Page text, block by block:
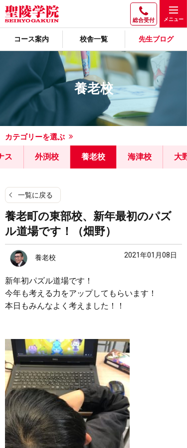
総合受付
コース案内 校舎一覧 先生ブログ
養老校
カテゴリーを選ぶ
ス 外渕校 養老校 海津校 大
一覧に戻る
養老町の東部校、新年最初のパズ
ル道場です！（畑野）
養老校 2021年01月08日
新年初パズル道場です！
今年も考える力をアップしてもらいます！
本日もみんなよく考えました！！